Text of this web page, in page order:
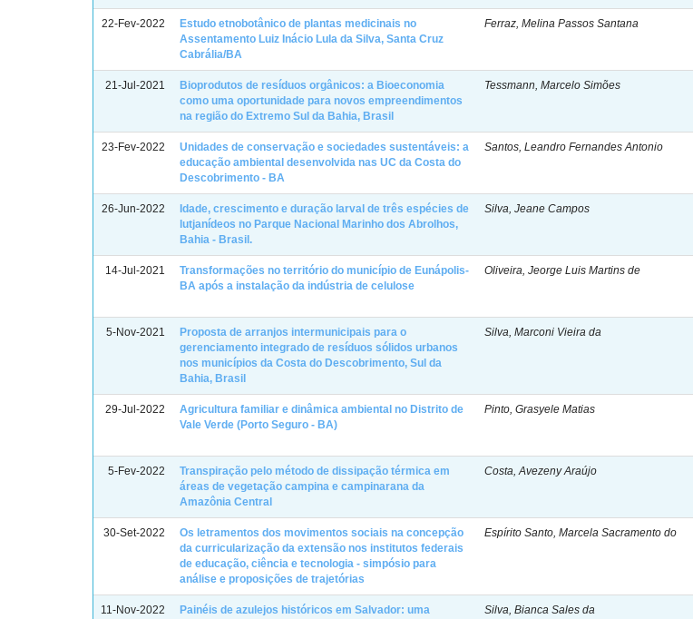
22-Fev-2022
Estudo etnobotânico de plantas medicinais no
Assentamento Luiz Inácio Lula da Silva, Santa Cruz
Cabrália/BA
Ferraz, Melina Passos Santana
21-Jul-2021
Bioprodutos de resíduos orgânicos: a Bioeconomia
como uma oportunidade para novos empreendimentos
na região do Extremo Sul da Bahia, Brasil
Tessmann, Marcelo Simões
23-Fev-2022
Unidades de conservação e sociedades sustentáveis: a
educação ambiental desenvolvida nas UC da Costa do
Descobrimento - BA
Santos, Leandro Fernandes Antonio
26-Jun-2022
Idade, crescimento e duração larval de três espécies de
lutjanídeos no Parque Nacional Marinho dos Abrolhos,
Bahia - Brasil.
Silva, Jeane Campos
14-Jul-2021
Transformações no território do município de Eunápolis-
BA após a instalação da indústria de celulose
Oliveira, Jeorge Luis Martins de
5-Nov-2021
Proposta de arranjos intermunicipais para o
gerenciamento integrado de resíduos sólidos urbanos
nos municípios da Costa do Descobrimento, Sul da
Bahia, Brasil
Silva, Marconi Vieira da
29-Jul-2022
Agricultura familiar e dinâmica ambiental no Distrito de
Vale Verde (Porto Seguro - BA)
Pinto, Grasyele Matias
5-Fev-2022
Transpiração pelo método de dissipação térmica em
áreas de vegetação campina e campinarana da
Amazônia Central
Costa, Avezeny Araújo
30-Set-2022
Os letramentos dos movimentos sociais na concepção
da curricularização da extensão nos institutos federais
de educação, ciência e tecnologia - simpósio para
análise e proposições de trajetórias
Espírito Santo, Marcela Sacramento do
11-Nov-2022 Painéis de azulejos históricos em Salvador: uma Silva, Bianca Sales da